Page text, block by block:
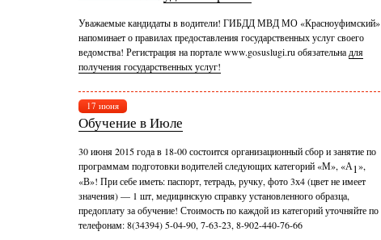
Уважаемые кандидаты в водители! ГИБДД МВД МО «Красноуфимский»
напоминает о правилах предоставления государственных услуг своего
ведомства! Регистрация на портале www.gosuslugi.ru обязательна для
получения государственных услуг!
17 июня
Обучение в Июле
30 июня 2015 года в 18-00 состоится организационный сбор и занятие по
программам подготовки водителей следующих категорий «М», «А1»,
«В»! При себе иметь: паспорт, тетрадь, ручку, фото 3х4 (цвет не имеет
значения) — 1 шт, медицинскую справку установленного образца,
предоплату за обучение! Стоимость по каждой из категорий уточняйте по
телефонам: 8(34394) 5-04-90, 7-63-23, 8-902-440-76-66